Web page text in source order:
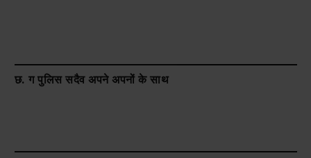
छ. ग पुलिस सदैव अपने अपनों के साथ